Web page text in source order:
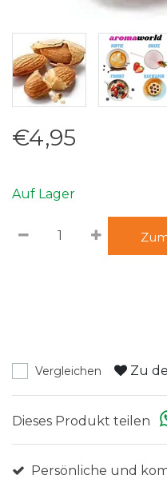
€4,95
Auf Lager
Vergleichen Zu
Dieses Produkt teilen
Persönliche und